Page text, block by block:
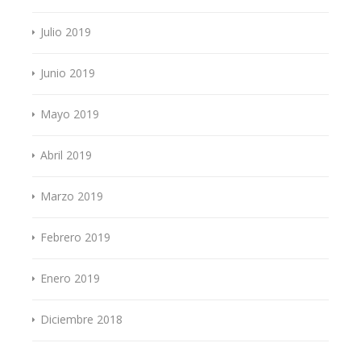
Julio 2019
Junio 2019
Mayo 2019
Abril 2019
Marzo 2019
Febrero 2019
Enero 2019
Diciembre 2018